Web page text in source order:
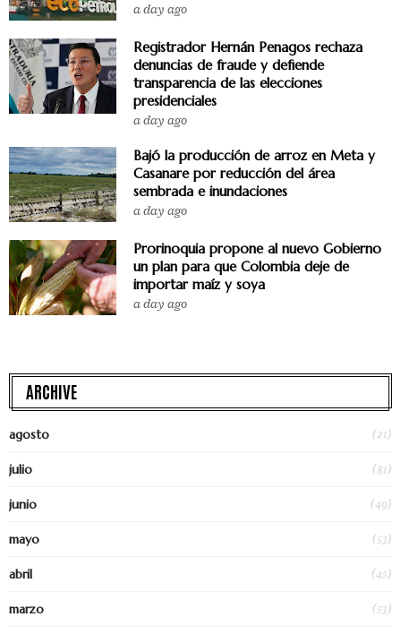
a day ago
Registrador Hernán Penagos rechaza
denuncias de fraude y defiende
transparencia de las elecciones
presidenciales
a day ago
Bajó la producción de arroz en Meta y
Casanare por reducción del área
sembrada e inundaciones
a day ago
Prorinoquia propone al nuevo Gobierno
un plan para que Colombia deje de
importar maíz y soya
a day ago
ARCHIVE
agosto (21)
julio (81)
junio (49)
mayo (53)
abril (45)
marzo (53)